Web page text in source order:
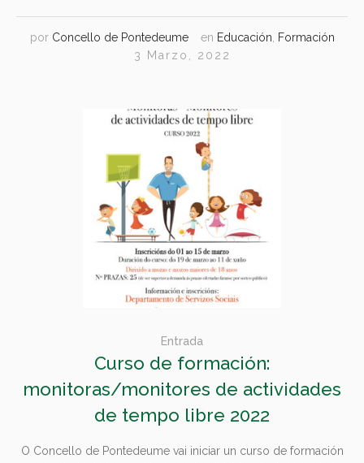
por Concello de Pontedeume en Educación
Formación
3 Marzo, 2022
Entrada
Curso de formación:
monitoras/monitores de actividades
de tempo libre 2022
O Concello de Pontedeume vai iniciar un curso de formación